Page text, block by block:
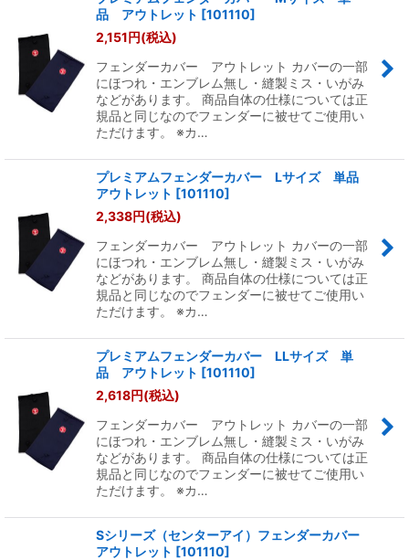
品 アウトレット [101110]
2,151円(税込)
フェンダーカバー アウトレット カバーの一部
にほつれ・エンブレム無し・縫製ミス・いがみ
などがあります。 商品自体の仕様については正
規品と同じなのでフェンダーに被せてご使用い
ただけます。 ※カ…
プレミアムフェンダーカバー Lサイズ 単品
アウトレット [101110]
2,338円(税込)
フェンダーカバー アウトレット カバーの一部
にほつれ・エンブレム無し・縫製ミス・いがみ
などがあります。 商品自体の仕様については正
規品と同じなのでフェンダーに被せてご使用い
ただけます。 ※カ…
プレミアムフェンダーカバー LLサイズ 単
品 アウトレット [101110]
2,618円(税込)
フェンダーカバー アウトレット カバーの一部
にほつれ・エンブレム無し・縫製ミス・いがみ
などがあります。 商品自体の仕様については正
規品と同じなのでフェンダーに被せてご使用い
ただけます。 ※カ…
Sシリーズ（センターアイ）フェンダーカバー
アウトレット [101110]